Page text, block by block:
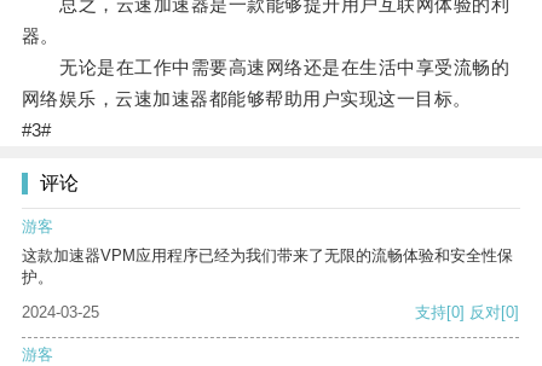
总之，云速加速器是一款能够提升用户互联网体验的利
器。
无论是在工作中需要高速网络还是在生活中享受流畅的
网络娱乐，云速加速器都能够帮助用户实现这一目标。
#3#
评论
游客
这款加速器VPM应用程序已经为我们带来了无限的流畅体验和安全性保
护。
2024-03-25
支持[0] 反对[0]
游客